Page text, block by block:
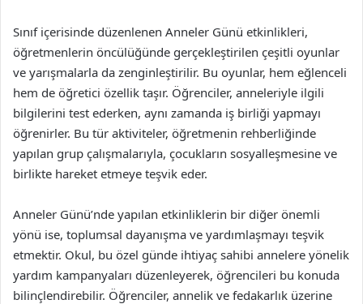
Sınıf içerisinde düzenlenen Anneler Günü etkinlikleri,
öğretmenlerin öncülüğünde gerçekleştirilen çeşitli oyunlar
ve yarışmalarla da zenginleştirilir. Bu oyunlar, hem eğlenceli
hem de öğretici özellik taşır. Öğrenciler, anneleriyle ilgili
bilgilerini test ederken, aynı zamanda iş birliği yapmayı
öğrenirler. Bu tür aktiviteler, öğretmenin rehberliğinde
yapılan grup çalışmalarıyla, çocukların sosyalleşmesine ve
birlikte hareket etmeye teşvik eder.
Anneler Günü’nde yapılan etkinliklerin bir diğer önemli
yönü ise, toplumsal dayanışma ve yardımlaşmayı teşvik
etmektir. Okul, bu özel günde ihtiyaç sahibi annelere yönelik
yardım kampanyaları düzenleyerek, öğrencileri bu konuda
bilinçlendirebilir. Öğrenciler, annelik ve fedakarlık üzerine